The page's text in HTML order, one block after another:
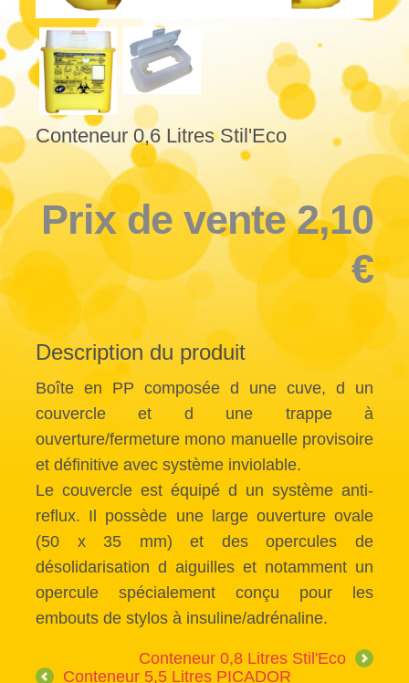
Conteneur 0,6 Litres Stil'Eco
Prix ​​de vente 2,10
€
Description du produit
Boîte en PP composée d une cuve, d un
couvercle et d une trappe à
ouverture/fermeture mono manuelle provisoire
et définitive avec système inviolable.
Le couvercle est équipé d un système anti-
reflux. Il possède une large ouverture ovale
(50 x 35 mm) et des opercules de
désolidarisation d aiguilles et notamment un
opercule spécialement conçu pour les
embouts de stylos à insuline/adrénaline.
Conteneur 0,8 Litres Stil'Eco
Conteneur 5,5 Litres PICADOR